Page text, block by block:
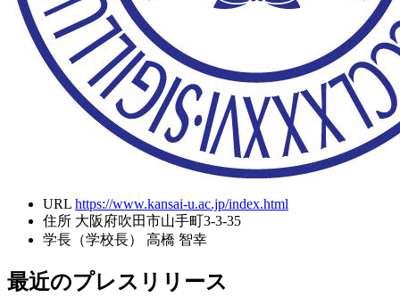
URL https://www.kansai-u.ac.jp/index.html
住所 大阪府吹田市山手町3-3-35
学長（学校長）
高橋 智幸
最近のプレスリリース